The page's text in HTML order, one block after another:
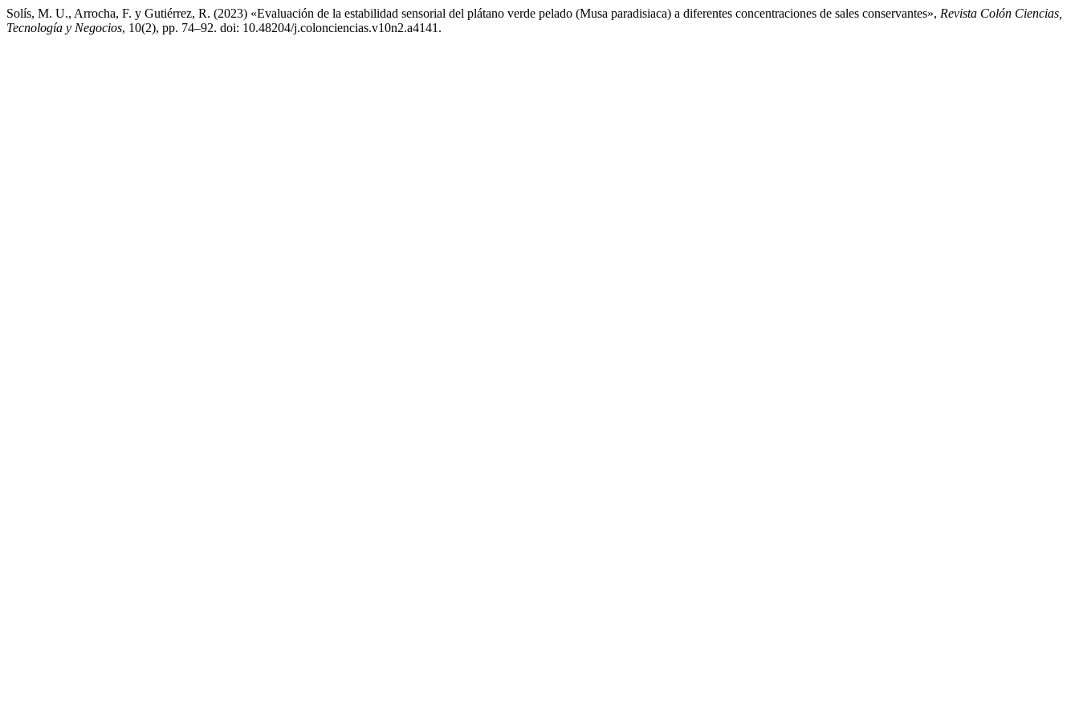
Solís, M. U., Arrocha, F. y Gutiérrez, R. (2023) «Evaluación de la estabilidad sensorial del plátano verde pelado (Musa paradisiaca) a diferentes concentraciones de sales conservantes», Revista Colón Ciencias,
Tecnología y Negocios, 10(2), pp. 74–92. doi: 10.48204/j.colonciencias.v10n2.a4141.